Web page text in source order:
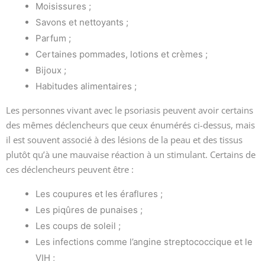
Moisissures ;
Savons et nettoyants ;
Parfum ;
Certaines pommades, lotions et crèmes ;
Bijoux ;
Habitudes alimentaires ;
Les personnes vivant avec le psoriasis peuvent avoir certains
des mêmes déclencheurs que ceux énumérés ci-dessus, mais
il est souvent associé à des lésions de la peau et des tissus
plutôt qu’à une mauvaise réaction à un stimulant. Certains de
ces déclencheurs peuvent être :
Les coupures et les éraflures ;
Les piqûres de punaises ;
Les coups de soleil ;
Les infections comme l’angine streptococcique et le
VIH ;